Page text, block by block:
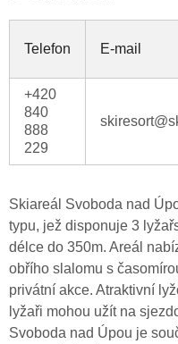
Telefon E-mail
+420
840
888
229
Skiareál Svoboda nad
typu, jež disponuje 3
délce do 350m. Areál
obřího slalomu s
privátní akce. Atraktivní
lyžaři mohou užít na
Svoboda nad Úpou je